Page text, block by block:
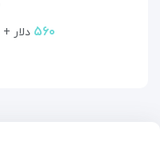
۵۶۰ دلار +